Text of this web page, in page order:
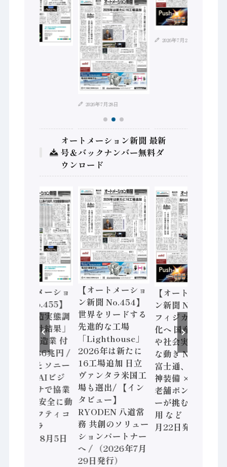
2026年7月28日
2026年7月21日
オートメーション新聞 最新
号＆バックナンバー無料ダ
ウンロード
【オートメーショ
ン新聞 No.455】
「経済構造実態調
査二次集計結果」
2024年製造業 付
加価値額86兆円 /
三菱電機とソニー
セミコン AIビジ
ョンセンサで協業
/ IDEC、安全に動
かすセーフティコ
ントローラ
（2026年8月5日
【オートメーショ
ン新聞 No.454】
世界をリードする
先進的な工場
「Lighthouse」
2026年は新たに
16工場追加 日立
ヴァンタラ米国工
場も選出/ 【イン
タビュー】
RYODEN 八道常
務 共創のソリュー
ションパートナー
へ / （2026年7月
29日発行）
【オートメーショ
ン新聞 No.453】
フィジカルAI本格
化へ 国産AI開発
や社会実装に活発
な動き Noetra、
富士通、日立 / 兵
神装備 × HMS、
老舗ポンプメーカ
ーが挑むデータ活
用 など（2026年7
月22日発行）